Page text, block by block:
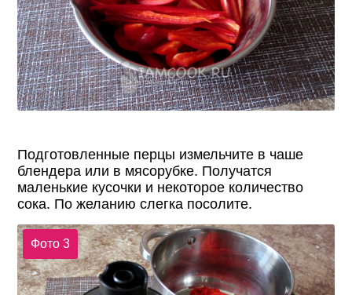
Подготовленные перцы измельчите в чаше
блендера или в мясорубке. Получатся
маленькие кусочки и некоторое количество
сока. По желанию слегка посолите.
Фото 3